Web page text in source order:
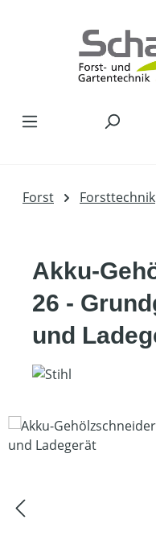
Forst Forsttechnik
Akku-
26 -
und
Bildergalerie